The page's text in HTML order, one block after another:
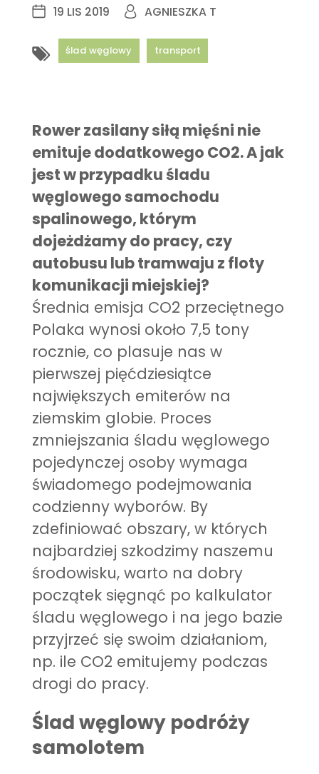
19 LIS 2019 AGNIESZKA T
ślad węglowy transport
Rower zasilany siłą mięśni nie
emituje dodatkowego CO2. A jak
jest w przypadku śladu
węglowego samochodu
spalinowego, którym
dojeżdżamy do pracy, czy
autobusu lub tramwaju z floty
komunikacji miejskiej?
Średnia emisja CO2 przeciętnego
Polaka wynosi około 7,5 tony
rocznie, co plasuje nas w
pierwszej pięćdziesiątce
największych emiterów na
ziemskim globie. Proces
zmniejszania śladu węglowego
pojedynczej osoby wymaga
świadomego podejmowania
codzienny wyborów. By
zdefiniować obszary, w których
najbardziej szkodzimy naszemu
środowisku, warto na dobry
początek sięgnąć po kalkulator
śladu węglowego i na jego bazie
przyjrzeć się swoim działaniom,
np. ile CO2 emitujemy podczas
drogi do pracy.
Ślad węglowy podróży
samolotem